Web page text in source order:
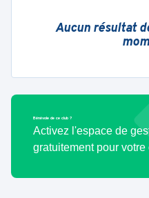
Aucun résultat
Bénévole de ce club ?
Activez l'espace de
gratuitement pour votre